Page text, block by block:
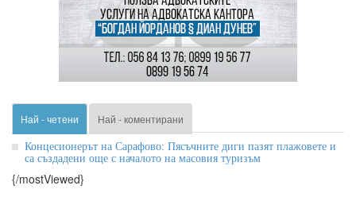
Най - четени Най - коментирани
Концесионерът на Сарафово: Пясъчните диги пазят плажовете и
са създадени още с началото на масовия туризъм
{/mostViewed}